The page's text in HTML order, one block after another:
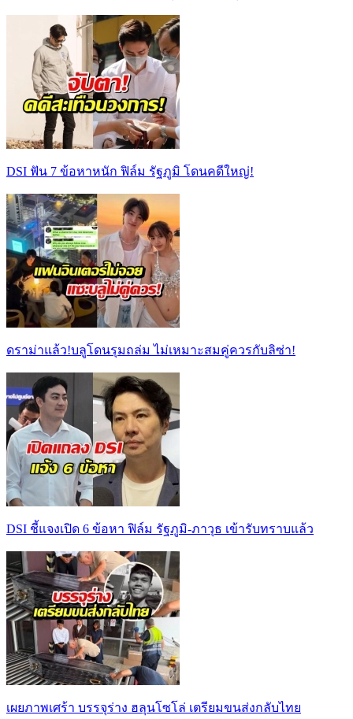
DSI ฟัน 7 ข้อหาหนัก ฟิล์ม รัฐภูมิ โดนคดีใหญ่!
ดราม่าแล้ว!บลูโดนรุมถล่ม ไม่เหมาะสมคู่ควรกับลิซ่า!
DSI ชี้แจงเปิด 6 ข้อหา ฟิล์ม รัฐภูมิ-ภาวุธ เข้ารับทราบแล้ว
เผยภาพเศร้า บรรจุร่าง ฮลุนโซโล่ เตรียมขนส่งกลับไทย